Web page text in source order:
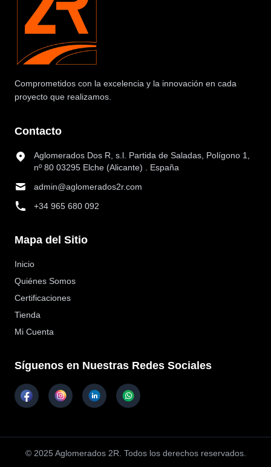
Comprometidos con la excelencia y la innovación en cada
proyecto que realizamos.
Contacto
Aglomerados Dos R, s.l. Partida de Saladas, Polígono 1,
nº 80 03295 Elche (Alicante) . España
admin@aglomerados2r.com
+34 965 680 092
Mapa del Sitio
Inicio
Quiénes Somos
Certificaciones
Tienda
Mi Cuenta
Síguenos en Nuestras Redes Sociales
© 2025 Aglomerados 2R. Todos los derechos reservados.